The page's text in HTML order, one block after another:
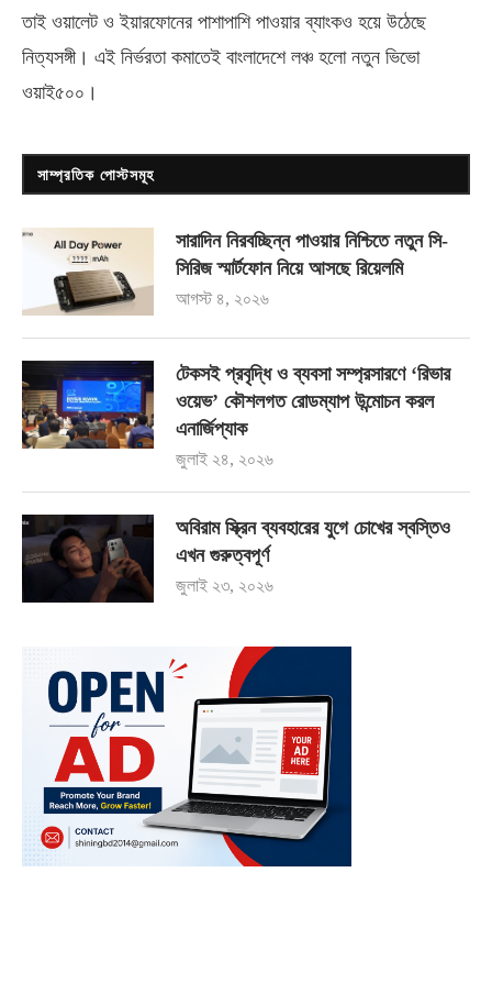
তাই ওয়ালেট ও ইয়ারফোনের পাশাপাশি পাওয়ার ব্যাংকও হয়ে উঠেছে
নিত্যসঙ্গী। এই নির্ভরতা কমাতেই বাংলাদেশে লঞ্চ হলো নতুন ভিভো
ওয়াই৫০০ ।
সাম্প্রতিক পোস্টসমূহ
সারাদিন নিরবচ্ছিন্ন পাওয়ার নিশ্চিতে নতুন সি-
সিরিজ স্মার্টফোন নিয়ে আসছে রিয়েলমি
আগস্ট ৪, ২০২৬
টেকসই প্রবৃদ্ধি ও ব্যবসা সম্প্রসারণে ‘রিভার
ওয়েভ’ কৌশলগত রোডম্যাপ উন্মোচন করল
এনার্জিপ্যাক
জুলাই ২৪, ২০২৬
অবিরাম স্ক্রিন ব্যবহারের যুগে চোখের স্বস্তিও
এখন গুরুত্বপূর্ণ
জুলাই ২৩, ২০২৬